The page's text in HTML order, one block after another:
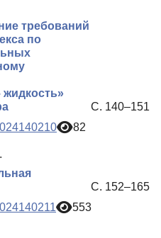
требований
по
жидкость»
С. 140–151
82
С. 152–165
553